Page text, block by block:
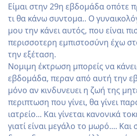
Είμαι στην 29η εβδομάδα οπότε
τι θα κάνω συντομα.. Ο
μου την κάνει αυτός, που είναι
περισσοτερη εμπιστοσύνη έχω
την εξέταση.
Νομιμη έκτρωση μπορείς να
εβδομάδα, περαν από αυτή την
μόνο αν κινδυνευει η ζωή της
περιπτωση που γίνει, θα γίνει
ιατρείο... Και γίνεται κανονικά
γιατί είναι μεγάλο το μωρό.... Και